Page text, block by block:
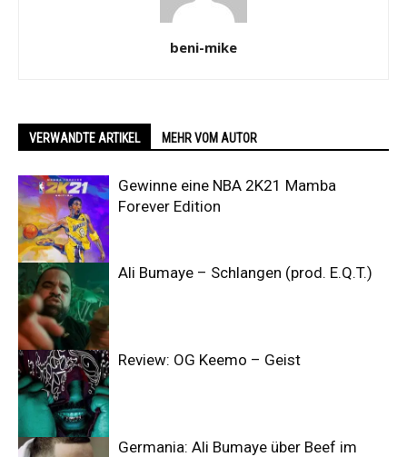
beni-mike
VERWANDTE ARTIKEL MEHR VOM AUTOR
Gewinne eine NBA 2K21 Mamba
Forever Edition
Ali Bumaye – Schlangen (prod. E.Q.T.)
Review: OG Keemo – Geist
Germania: Ali Bumaye über Beef im